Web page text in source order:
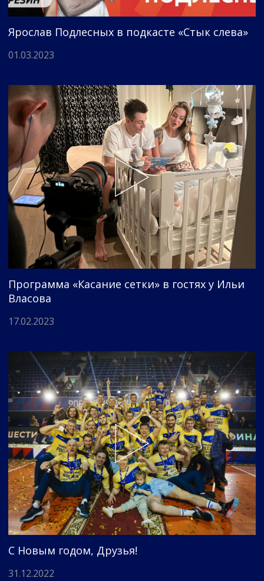
Ярослав Подлесных в подкасте «Стык слева»
01.03.2023
Программа «Касание сетки» в гостях у Ильи
Власова
17.02.2023
С Новым годом, Друзья!
31.12.2022